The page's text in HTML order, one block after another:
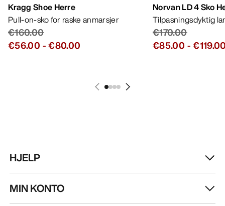
Kragg Shoe Herre
Pull-on-sko for raske anmarsjer
€160.00
€56.00 -€80.00
Norvan LD 4 Sko
Tilpasningsdyktig
€170.00
€85.00 -
HJELP
MIN KONTO